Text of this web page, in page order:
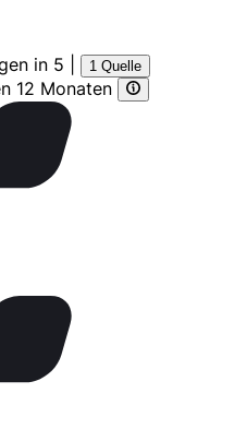
in 5 1 Quelle
12 Monaten